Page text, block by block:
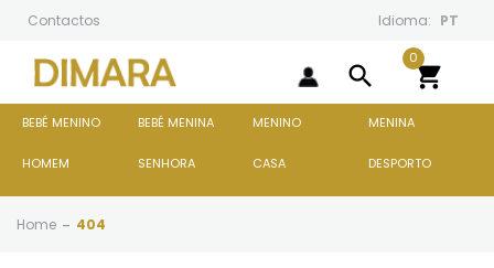
Contactos Idioma: PT
search 
0
BEBÉ MENINO BEBÉ MENINA MENINO MENINA
HOMEM SENHORA CASA DESPORTO
Home 404